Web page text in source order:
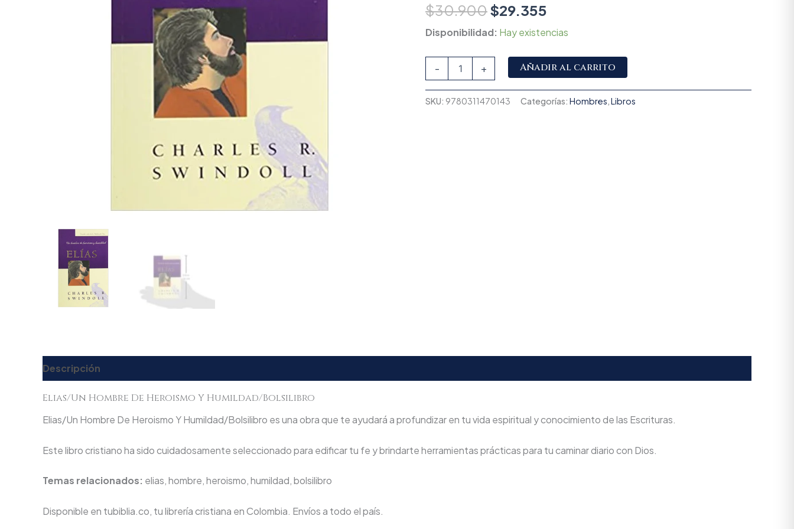
$30.900$29.355
Disponibilidad: Hay existencias
- + Añadir al carrito
SKU: 9780311470143 Categorías: Hombres,Libros
Descripción
Elias/Un Hombre De Heroismo Y Humildad/Bolsilibro
Elias/Un Hombre De Heroismo Y Humildad/Bolsilibro es una obra que te ayudará a profundizar en tu vida espiritual y conocimiento de las Escrituras.
Este libro cristiano ha sido cuidadosamente seleccionado para edificar tu fe y brindarte herramientas prácticas para tu caminar diario con Dios.
Temas relacionados: elias, hombre, heroismo, humildad, bolsilibro
Disponible en tubiblia.co, tu librería cristiana en Colombia. Envíos a todo el país.